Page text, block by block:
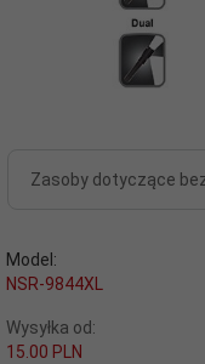
Zasoby dotyczące
Model:
NSR-9844XL
Wysyłka od:
15.00 PLN